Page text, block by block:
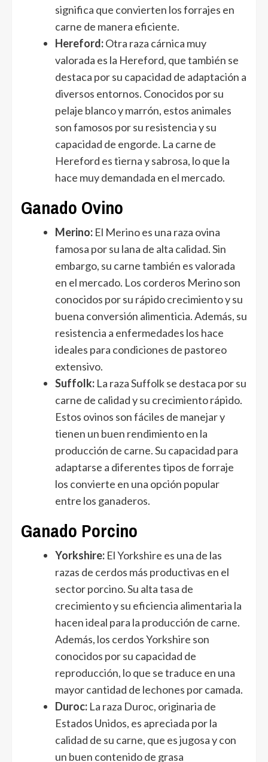
significa que convierten los forrajes en
carne de manera eficiente.
Hereford:Otra raza cárnica muy
valorada es la Hereford, que también se
destaca por su capacidad de adaptación a
diversos entornos. Conocidos por su
pelaje blanco y marrón, estos animales
son famosos por su resistencia y su
capacidad de engorde. La carne de
Hereford es tierna y sabrosa, lo que la
hace muy demandada en el mercado.
Ganado Ovino
Merino: El Merino es una raza ovina
famosa por su lana de alta calidad. Sin
embargo, su carne también es valorada
en el mercado. Los corderos Merino son
conocidos por su rápido crecimiento y su
buena conversión alimenticia. Además, su
resistencia a enfermedades los hace
ideales para condiciones de pastoreo
extensivo.
Suffolk: La raza Suffolk se destaca por su
carne de calidad y su crecimiento rápido.
Estos ovinos son fáciles de manejar y
tienen un buen rendimiento en la
producción de carne. Su capacidad para
adaptarse a diferentes tipos de forraje
los convierte en una opción popular
entre los ganaderos.
Ganado Porcino
Yorkshire: El Yorkshire es una de las
razas de cerdos más productivas en el
sector porcino. Su alta tasa de
crecimiento y su eficiencia alimentaria la
hacen ideal para la producción de carne.
Además, los cerdos Yorkshire son
conocidos por su capacidad de
reproducción, lo que se traduce en una
mayor cantidad de lechones por camada.
Duroc: La raza Duroc, originaria de
Estados Unidos, es apreciada por la
calidad de su carne, que es jugosa y con
un buen contenido de grasa